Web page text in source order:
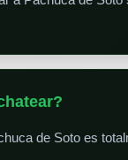
de Soto es